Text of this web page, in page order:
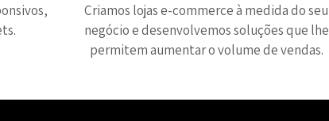
Criamos lojas e-commerce à medida do seu
negócio e desenvolvemos soluções que lhe
permitem aumentar o volume de vendas.